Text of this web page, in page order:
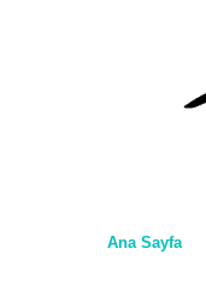
Ana Sayfa